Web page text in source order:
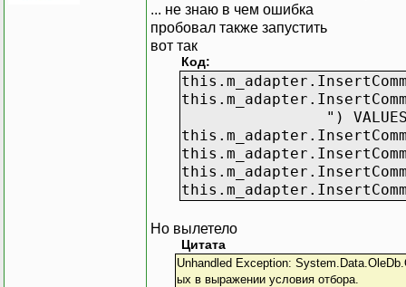
... не знаю в чем ошибка
пробовал также запустить
вот так
Код:
") VALUES
Но вылетело
Цитата
Unhandled Exception:
ых в выражении условия отбора.